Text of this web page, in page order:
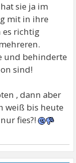
sie ja im
mit in ihre
es richtig
und behinderte
sind!
, dann aber
weiß bis heute
fies?!